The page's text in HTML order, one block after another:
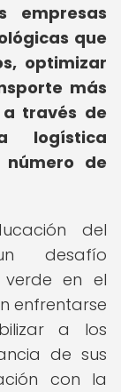
empresas
que
optimizar
más
través de
logística
de
del
desafío
en el
enfrentarse
a los
de sus
con la